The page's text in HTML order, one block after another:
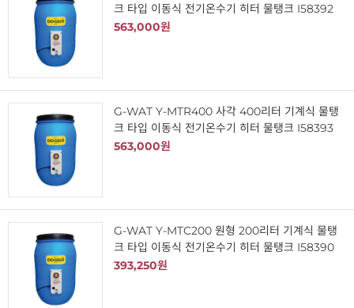
크 타입 이동식 전기온수기 히터 물탱크 I58392
563,000원
G-WAT Y-MTR400 사각 400리터 기계식 물탱
크 타입 이동식 전기온수기 히터 물탱크 I58393
563,000원
G-WAT Y-MTC200 원형 200리터 기계식 물탱
크 타입 이동식 전기온수기 히터 물탱크 I58390
393,250원